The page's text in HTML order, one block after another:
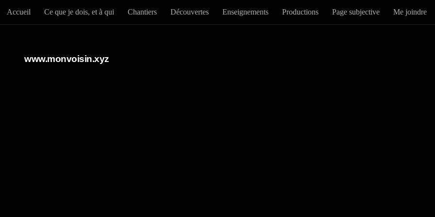
Au dessous du contenu
Accueil Ce que je dois, et à qui Chantiers Découvertes Enseignements Productions Page subjective Me joindre
www.monvoisin.xyz